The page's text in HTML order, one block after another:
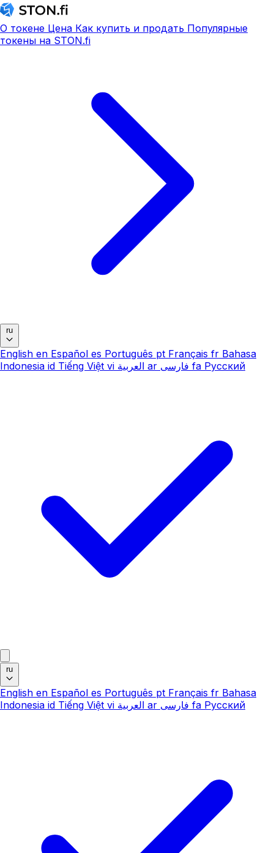
О токене Цена Как купить и продать Популярные
токены на STON.fi
ru
English en Español es Português pt Français fr Bahasa
Indonesia id Tiếng Việt vi العربية ar فارسی fa Русский
ru
English en Español es Português pt Français fr Bahasa
Indonesia id Tiếng Việt vi العربية ar فارسی fa Русский